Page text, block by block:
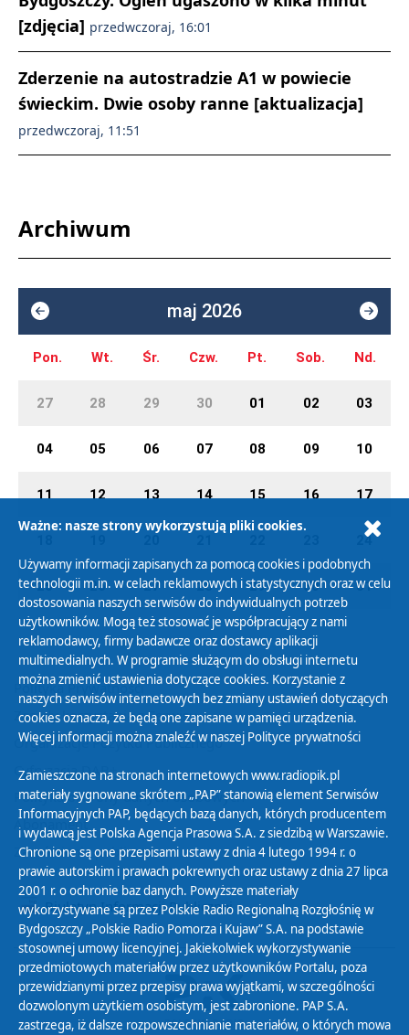
[zdjęcia] przedwczoraj, 16:01
Zderzenie na autostradzie A1 w powiecie
świeckim. Dwie osoby ranne [aktualizacja]
przedwczoraj, 11:51
Archiwum
maj 2026
Pon. Wt. Śr. Czw. Pt. Sob. Nd.
27 28 29 30 01 02 03
04 05 06 07 08 09 10
11 12 13 14 15 16 17
24
25 26 27 28 29 30 31
Polityka Prywatności
Zasady korzystania z Serwisu
Organizacje Pożytku Publicznego
Cyfryzacja DAB+
Polityka ochrony danych osobowych
Abonament
Zamówienia publiczne
Biuletyn Informacji Publicznej
Ważne: nasze strony wykorzystują pliki cookies.
Używamy informacji zapisanych za pomocą cookies i podobnych
technologii m.in. w celach reklamowych i statystycznych oraz w celu
dostosowania naszych serwisów do indywidualnych potrzeb
użytkowników. Mogą też stosować je współpracujący z nami
reklamodawcy, firmy badawcze oraz dostawcy aplikacji
multimedialnych. W programie służącym do obsługi internetu
można zmienić ustawienia dotyczące cookies. Korzystanie z
naszych serwisów internetowych bez zmiany ustawień dotyczących
cookies oznacza, że będą one zapisane w pamięci urządzenia.
Więcej informacji można znaleźć w naszej Polityce prywatności
Zamieszczone na stronach internetowych www.radiopik.pl
materiały sygnowane skrótem „PAP” stanowią element Serwisów
Informacyjnych PAP, będących bazą danych, których producentem
i wydawcą jest Polska Agencja Prasowa S.A. z siedzibą w Warszawie.
Chronione są one przepisami ustawy z dnia 4 lutego 1994 r. o
prawie autorskim i prawach pokrewnych oraz ustawy z dnia 27 lipca
2001 r. o ochronie baz danych. Powyższe materiały
wykorzystywane są przez Polskie Radio Regionalną Rozgłośnię w
Bydgoszczy „Polskie Radio Pomorza i Kujaw” S.A. na podstawie
stosownej umowy licencyjnej. Jakiekolwiek wykorzystywanie
przedmiotowych materiałów przez użytkowników Portalu, poza
przewidzianymi przez przepisy prawa wyjątkami, w szczególności
dozwolonym użytkiem osobistym, jest zabronione. PAP S.A.
zastrzega, iż dalsze rozpowszechnianie materiałów, o których mowa